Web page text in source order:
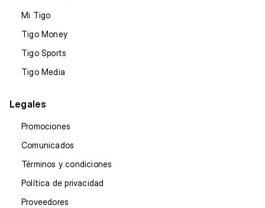
Mi Tigo
Tigo Money
Tigo Sports
Tigo Media
Legales
Promociones
Comunicados
Términos y condiciones
Política de privacidad
Proveedores